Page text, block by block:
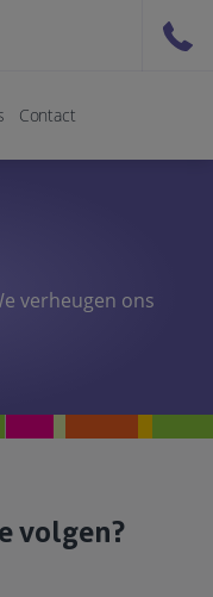
Contact
verheugen ons
volgen?